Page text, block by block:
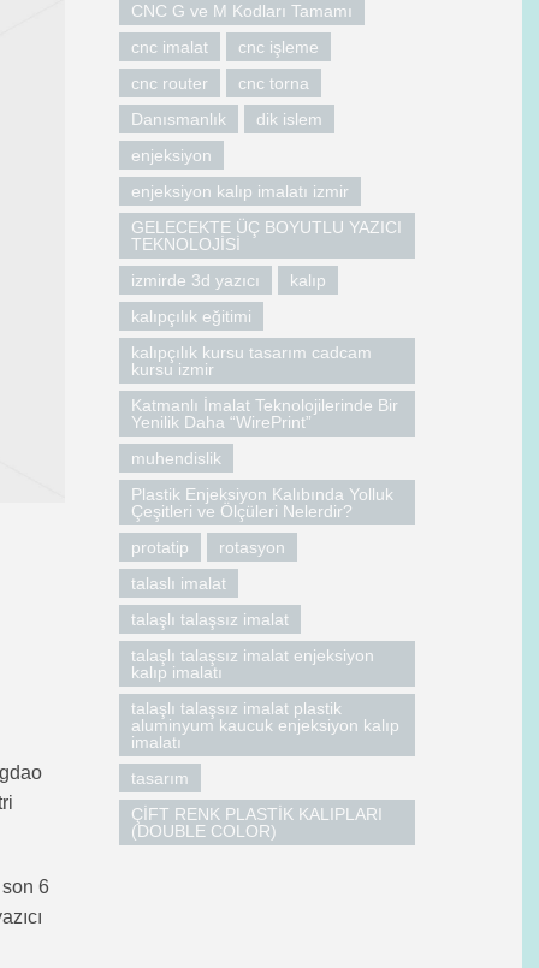
son 6
CNC G ve M Kodları Tamamı
cnc imalat
cnc işleme
cnc router
cnc torna
Danısmanlık
dik islem
enjeksiyon
enjeksiyon kalıp imalatı izmir
GELECEKTE ÜÇ BOYUTLU YAZICI
TEKNOLOJİSİ
izmirde 3d yazıcı
kalıp
kalıpçılık eğitimi
kalıpçılık kursu tasarım cadcam
kursu izmir
Katmanlı İmalat Teknolojilerinde Bir
Yenilik Daha “WirePrint”
muhendislik
Plastik Enjeksiyon Kalıbında Yolluk
Çeşitleri ve Ölçüleri Nelerdir?
protatip
rotasyon
talaslı imalat
talaşlı talaşsız imalat
talaşlı talaşsız imalat enjeksiyon
kalıp imalatı
talaşlı talaşsız imalat plastik
aluminyum kaucuk enjeksiyon kalıp
imalatı
tasarım
ÇİFT RENK PLASTİK KALIPLARI
(DOUBLE COLOR)